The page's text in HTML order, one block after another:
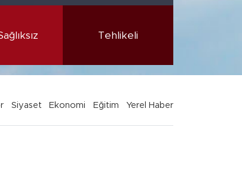
Tehlikeli
Siyaset Ekonomi Eğitim Yerel Haber